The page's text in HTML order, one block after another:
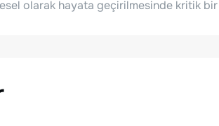
olarak hayata geçirilmesinde kritik